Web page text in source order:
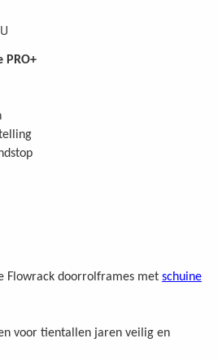
PRO+
Flowrack doorrolframes met schuine
voor tientallen jaren veilig en